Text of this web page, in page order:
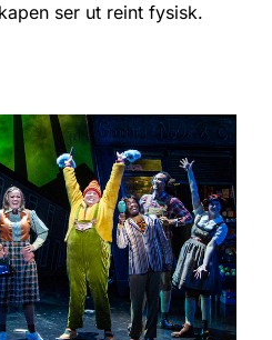
ser ut reint fysisk.